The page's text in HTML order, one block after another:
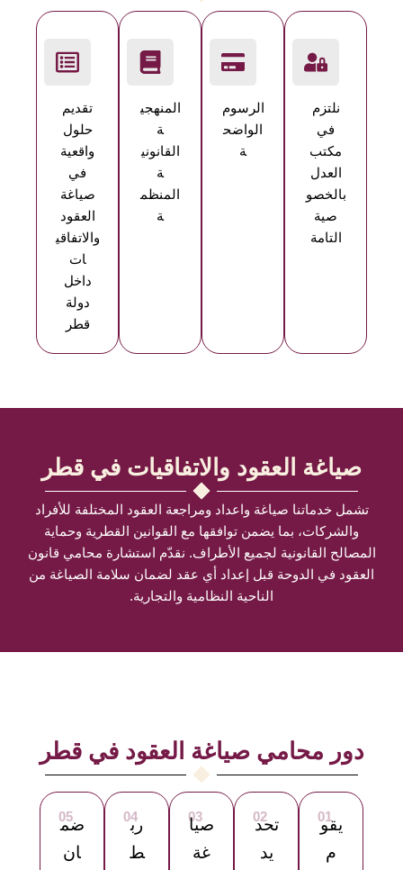
نلتزم
في
مكتب
العدل
بالخصو
صية
التامة
الرسوم
الواضح
ة
المنهجي
ة
القانوني
ة
المنظم
ة
تقديم
حلول
واقعية
في
صياغة
العقود
والاتفاقي
ات
داخل
دولة
قطر
صياغة العقود والاتفاقيات في قطر
تشمل خدماتنا صياغة واعداد ومراجعة العقود المختلفة للأفراد
والشركات، بما يضمن توافقها مع القوانين القطرية وحماية
المصالح القانونية لجميع الأطراف. نقدّم استشارة محامي قانون
العقود في الدوحة قبل إعداد أي عقد لضمان سلامة الصياغة من
الناحية النظامية والتجارية.
دور محامي صياغة العقود في قطر
01
يقو
م
02
تحد
يد
03
صيا
غة
04رب
ط
05
ضم
ان